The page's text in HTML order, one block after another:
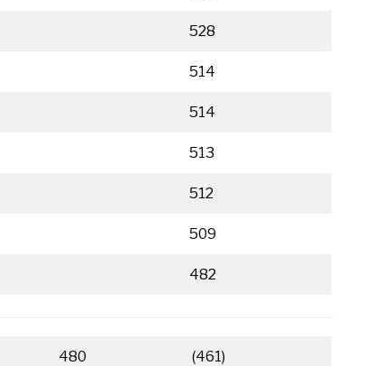
528
514
514
513
512
509
482
480 (461)